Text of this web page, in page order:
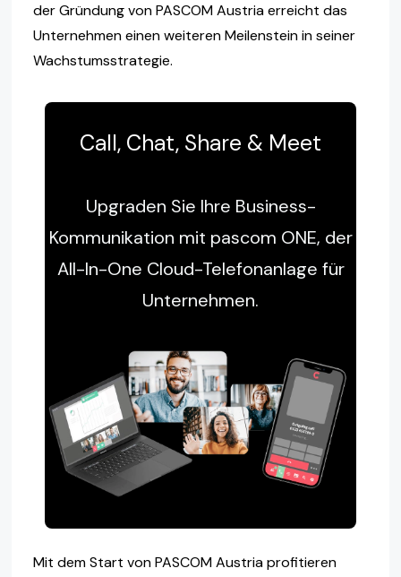
der Gründung von PASCOM Austria erreicht das
Unternehmen einen weiteren Meilenstein in seiner
Wachstumsstrategie.
Call, Chat, Share & Meet
Upgraden Sie Ihre Business-
Kommunikation mit pascom ONE, der
All-In-One Cloud-Telefonanlage für
Unternehmen.
Mit dem Start von PASCOM Austria profitieren